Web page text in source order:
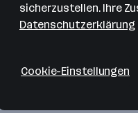
sicherzustellen. Ihre
Datenschutzerklärung
Cookie-Einstellungen